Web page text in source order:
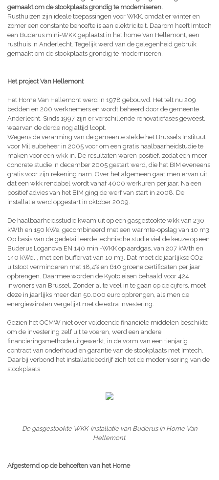
gemaakt om de stookplaats grondig te moderniseren.
Rusthuizen zijn ideale toepassingen voor WKK, omdat er winter en
zomer een constante behoefte is aan elektriciteit. Daarom heeft Imtech
een Buderus mini-WKK geplaatst in het home Van Hellemont, een
rusthuis in Anderlecht. Tegelijk werd van de gelegenheid gebruik
gemaakt om de stookplaats grondig te moderniseren.
Het project Van Hellemont
Het Home Van Hellemont werd in 1978 gebouwd. Het telt nu 209
bedden en 200 werknemers en wordt beheerd door de gemeente
Anderlecht. Sinds 1997 zijn er verschillende renovatiefases geweest,
waarvan de derde nog altijd loopt.
Wegens de verarming van de gemeente stelde het Brussels Instituut
voor Milieubeheer in 2005 voor om een gratis haalbaarheidstudie te
maken voor een wkk in. De resultaten waren positief, zodat een meer
concrete studie in december 2005 gestart werd, die het BIM eveneens
gratis voor zijn rekening nam. Over het algemeen gaat men ervan uit
dat een wkk rendabel wordt vanaf 4000 werkuren per jaar. Na een
positief advies van het BIM ging de werf van start in 2008. De
installatie werd opgestart in oktober 2009.
De haalbaarheidsstudie kwam uit op een gasgestookte wkk van 230
kWth en 150 kWe, gecombineerd met een warmte-opslag van 10 m3.
Op basis van de gedetailleerde technische studie viel de keuze op een
Buderus Loganova EN 140 mini-WKK op aardgas, van 207 kWth en
140 kWel , met een buffervat van 10 m3. Dat moet de jaarlijkse CO2
uitstoot verminderen met 18,4% en 610 groene certificaten per jaar
opbrengen. Daarmee worden de Kyoto eisen behaald voor 424
inwoners van Brussel. Zonder al te veel in te gaan op de cijfers, moet
deze in jaarlijks meer dan 50.000 euro opbrengen, als men de
energiewinsten vergelijkt met de extra investering.
Gezien het OCMW niet over voldoende financiële middelen beschikte
om de investering zelf uit te voeren, werd een andere
financieringsmethode uitgewerkt, in de vorm van een tienjarig
contract van onderhoud en garantie van de stookplaats met Imtech.
Daarbij verbond het installatiebedrijf zich tot de modernisering van de
stookplaats.
De gasgestookte WKK-installatie van Buderus in Home Van
Hellemont.
Afgestemd op de behoeften van het Home